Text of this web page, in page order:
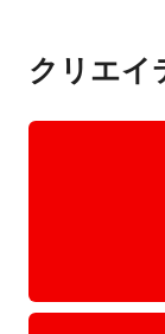
クリエイ